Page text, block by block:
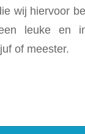
wij hiervoor
leuke en
of meester.